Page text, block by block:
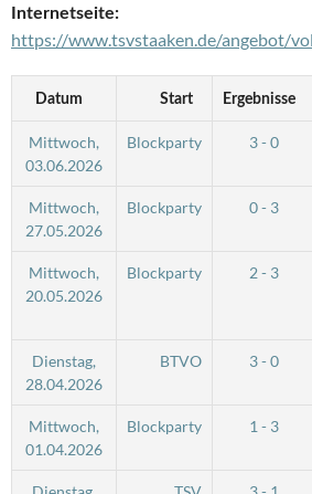
Internetseite:
https://www.tsvstaaken.de/angebot/
Datum Start Ergebnisse
Mittwoch,
03.06.2026
Blockparty 3 - 0
Mittwoch,
27.05.2026
Blockparty 0 - 3
Mittwoch,
20.05.2026
Blockparty 2 - 3
Dienstag,
28.04.2026
BTVO 3 - 0
Mittwoch,
01.04.2026
Blockparty 1 - 3